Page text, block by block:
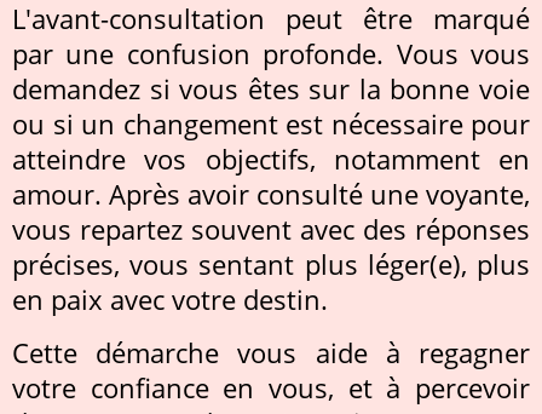
L'avant-consultation peut être marqué
par une confusion profonde. Vous vous
demandez si vous êtes sur la bonne voie
ou si un changement est nécessaire pour
atteindre vos objectifs, notamment en
amour. Après avoir consulté une voyante,
vous repartez souvent avec des réponses
précises, vous sentant plus léger(e), plus
en paix avec votre destin.
Cette démarche vous aide à regagner
votre confiance en vous, et à percevoir